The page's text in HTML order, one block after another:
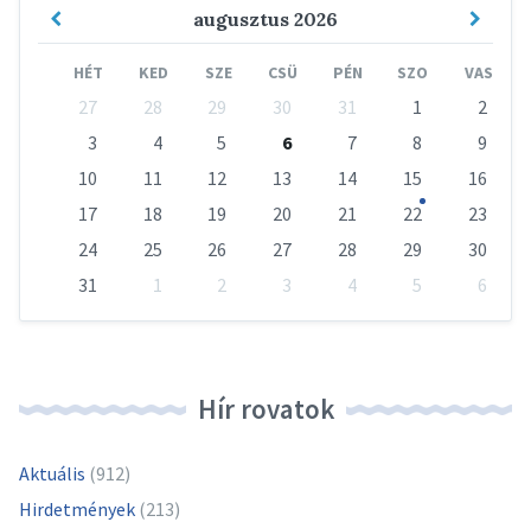
augusztus 2026
Previous
HÉT KED SZE CSÜ PÉN SZO VAS
calendar
27 28 29 30 31 1
2
3
4 5 6 7 8
9
10
11 12 13 14 15
16
17
18 19 20 21 22
23
24
25 26 27 28 29
30
31
1 2 3 4 5
6
Hír rovatok
Aktuális (912)
Hirdetmények (213)